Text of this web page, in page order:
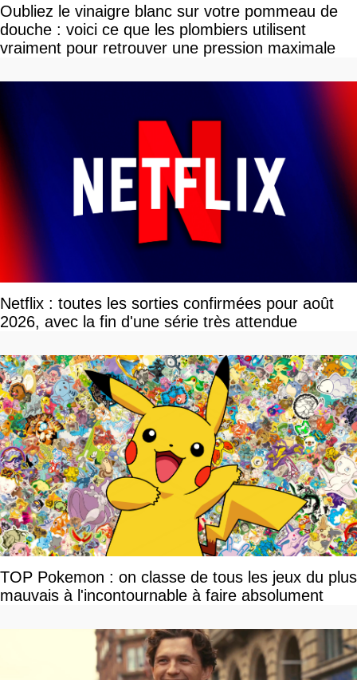
Oubliez le vinaigre blanc sur votre pommeau de
douche : voici ce que les plombiers utilisent
vraiment pour retrouver une pression maximale
Netflix : toutes les sorties confirmées pour août
2026, avec la fin d'une série très attendue
TOP Pokemon : on classe de tous les jeux du plus
mauvais à l'incontournable à faire absolument